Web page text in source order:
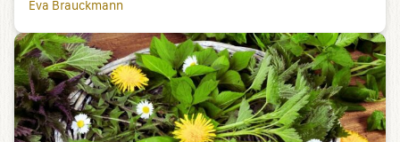
Eva Brauckmann